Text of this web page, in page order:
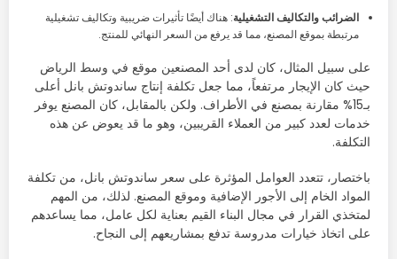
الضرائب والتكاليف التشغيلية: هناك أيضًا تأثيرات ضريبية وتكاليف تشغيلية
مرتبطة بموقع المصنع، مما قد يرفع من السعر النهائي للمنتج.
على سبيل المثال، كان لدى أحد المصنعين موقع في وسط الرياض
حيث كان الإيجار مرتفعاً، مما جعل تكلفة إنتاج ساندوتش بانل أعلى
بـ15% مقارنة بمصنع في الأطراف. ولكن بالمقابل، كان المصنع يوفر
خدمات لعدد كبير من العملاء القريبين، وهو ما قد يعوض عن هذه
التكلفة.
باختصار، تتعدد العوامل المؤثرة على سعر ساندوتش بانل، من تكلفة
المواد الخام إلى الأجور الإضافية وموقع المصنع. لذلك، من المهم
لمتخذي القرار في مجال البناء القيم بعناية لكل عامل، مما يساعدهم
على اتخاذ خيارات مدروسة تدفع بمشاريعهم إلى النجاح.